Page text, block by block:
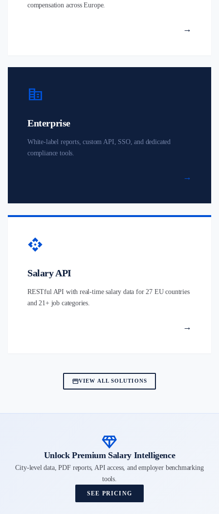
compensation across Europe.
→
corporate_fare
Enterprise
White-label reports, custom API, SSO, and dedicated
compliance tools.
→
api
Salary API
RESTful API with real-time salary data for 27 EU countries
and 21+ job categories.
→
storefrontVIEW ALL SOLUTIONS
diamond
Unlock Premium Salary Intelligence
City-level data, PDF reports, API access, and employer benchmarking
tools.
SEE PRICING